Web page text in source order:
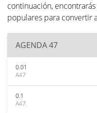
continuación,
populares para convertir
AGENDA 47
0.01
A47
0.1
A47